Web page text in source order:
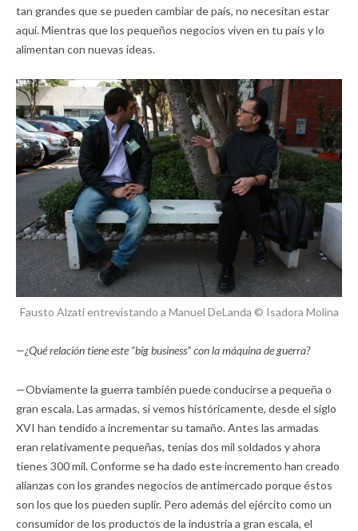
tan grandes que se pueden cambiar de país, no necesitan estar
aquí. Mientras que los pequeños negocios viven en tu país y lo
alimentan con nuevas ideas.
Fausto Alzati entrevistando a Manuel DeLanda © Isadora Molina
—¿Qué relación tiene este “big business” con la máquina de guerra?
—Obviamente la guerra también puede conducirse a pequeña o
gran escala. Las armadas, si vemos históricamente, desde el siglo
XVI han tendido a incrementar su tamaño. Antes las armadas
eran relativamente pequeñas, tenías dos mil soldados y ahora
tienes 300 mil. Conforme se ha dado este incremento han creado
alianzas con los grandes negocios de antimercado porque éstos
son los que los pueden suplir. Pero además del ejército como un
consumidor de los productos de la industria a gran escala, el